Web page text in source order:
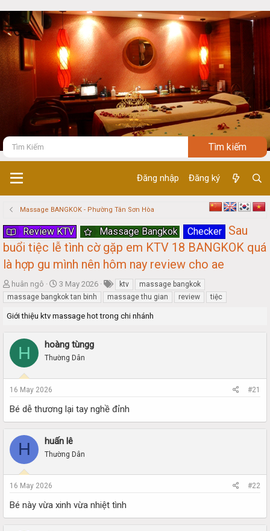
Đăng nhập Đăng ký
Massage BANGKOK - Phường Tân Sơn Hòa
Review KTV Massage Bangkok Checker
Sau
buổi tiệc lễ tình cờ gặp em KTV 18 BANGKOK quá
là hợp gu mình nên hôm nay review cho ae
T
h
r
e
s
t
r
t
r
huân ngô
S
t
a
r
a
t
3 May 2026 ktv
massage bangkok
massage bangkok tan binh
massage thu gian review tiệc
Giới thiệu ktv massage hot trong chi nhánh
H hoàng tùngg
Thường Dân
16 May 2026 #21
Bé dễ thương lại tay nghề đỉnh
H huấn lê
Thường Dân
16 May 2026 #22
Bé này vừa xinh vừa nhiệt tình